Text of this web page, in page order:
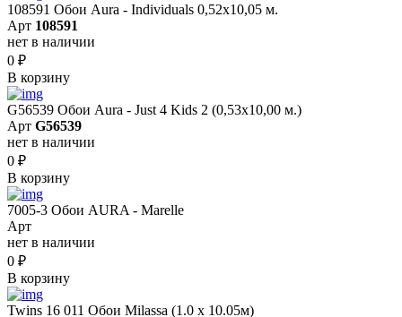
108591 Обои Aura - Individuals 0,52х10,05 м.
Арт 108591
нет в наличии
0 ₽
В корзину
G56539 Обои Aura - Just 4 Kids 2 (0,53х10,00 м.)
Арт G56539
нет в наличии
0 ₽
В корзину
7005-3 Обои AURA - Marelle
Арт
нет в наличии
0 ₽
В корзину
Twins 16 011 Обои Milassa (1.0 х 10.05м)